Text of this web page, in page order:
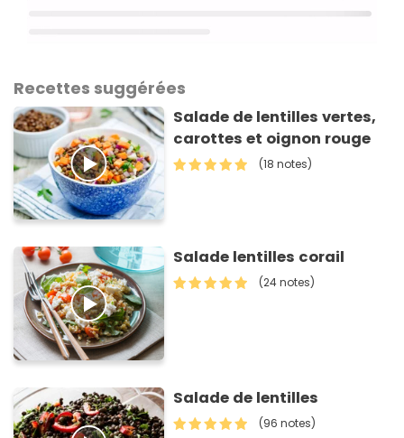
Recettes suggérées
Salade de lentilles vertes,
carottes et oignon rouge
(18 notes)
Salade lentilles corail
(24 notes)
Salade de lentilles
(96 notes)